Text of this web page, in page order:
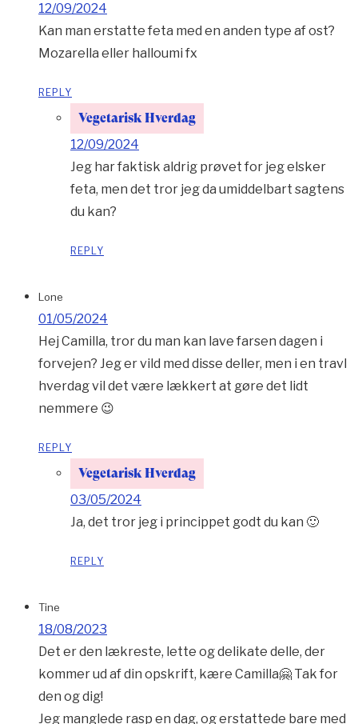
12/09/2024
Kan man erstatte feta med en anden type af ost?
Mozarella eller halloumi fx
REPLY
Vegetarisk Hverdag
12/09/2024
Jeg har faktisk aldrig prøvet for jeg elsker
feta, men det tror jeg da umiddelbart sagtens
du kan?
REPLY
Lone
01/05/2024
Hej Camilla, tror du man kan lave farsen dagen i
forvejen? Jeg er vild med disse deller, men i en travl
hverdag vil det være lækkert at gøre det lidt
nemmere 😉
REPLY
Vegetarisk Hverdag
03/05/2024
Ja, det tror jeg i princippet godt du kan 🙂
REPLY
Tine
18/08/2023
Det er den lækreste, lette og delikate delle, der
kommer ud af din opskrift, kære Camilla🤗 Tak for
den og dig!
Jeg manglede rasp en dag, og erstattede bare med